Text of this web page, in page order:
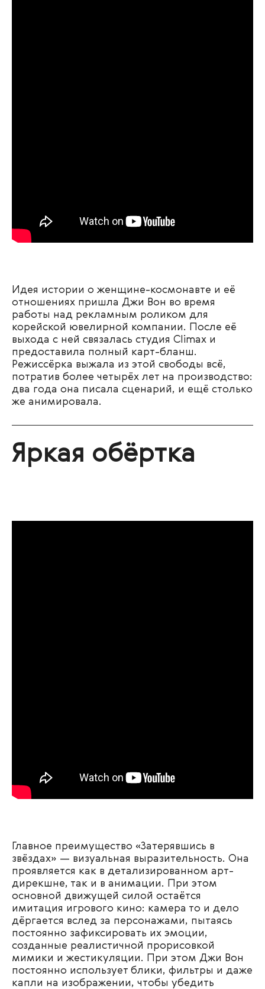
Идея истории о женщине-космонавте и её
отношениях пришла Джи Вон во время
работы над рекламным роликом для
корейской ювелирной компании. После её
выхода с ней связалась студия Climax и
предоставила полный карт-бланш.
Режиссёрка выжала из этой свободы всё,
потратив более четырёх лет на производство:
два года она писала сценарий, и ещё столько
же анимировала.
Яркая обёртка
Главное преимущество «Затерявшись в
звёздах» — визуальная выразительность. Она
проявляется как в детализированном арт-
дирекшне, так и в анимации. При этом
основной движущей силой остаётся
имитация игрового кино: камера то и дело
дёргается вслед за персонажами, пытаясь
постоянно зафиксировать их эмоции,
созданные реалистичной прорисовкой
мимики и жестикуляции. При этом Джи Вон
постоянно использует блики, фильтры и даже
капли на изображении, чтобы убедить